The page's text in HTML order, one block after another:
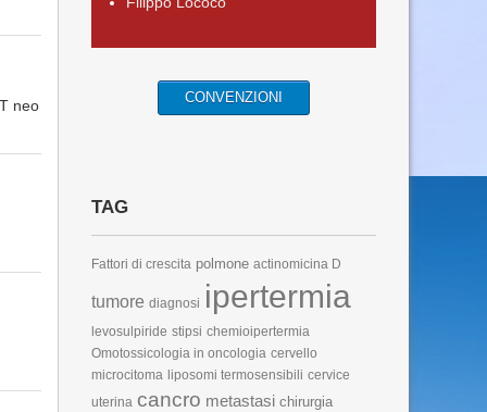
neo CONVENZIONI
TAG
Fattori di crescita polmone actinomicina D
tumore diagnosi ipertermia
levosulpiride stipsi chemioipertermia
Omotossicologia in oncologia cervello
microcitoma liposomi termosensibili cervice
uterina cancro metastasi chirurgia